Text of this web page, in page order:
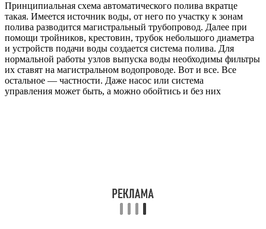
Принципиальная схема автоматического полива вкратце
такая. Имеется источник воды, от него по участку к зонам
полива разводится магистральный трубопровод. Далее при
помощи тройников, крестовин, трубок небольшого диаметра
и устройств подачи воды создается система полива. Для
нормальной работы узлов выпуска воды необходимы фильтры
их ставят на магистральном водопроводе. Вот и все. Все
остальное — частности. Даже насос или система
управления может быть, а можно обойтись и без них